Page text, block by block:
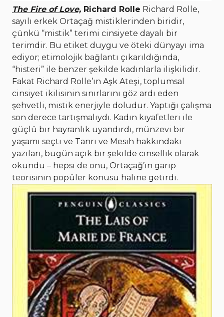
The Fire of Love, Richard Rolle Richard Rolle,
sayılı erkek Ortaçağ mistiklerinden biridir,
çünkü “mistik” terimi cinsiyete dayalı bir
terimdir. Bu etiket duygu ve öteki dünyayı ima
ediyor; etimolojik bağlantı çıkarıldığında,
“histeri” ile benzer şekilde kadınlarla ilişkilidir.
Fakat Richard Rolle’ın Aşk Ateşi, toplumsal
cinsiyet ikilisinin sınırlarını göz ardı eden
şehvetli, mistik enerjiyle doludur. Yaptığı çalışma
son derece tartışmalıydı. Kadın kıyafetleri ile
güçlü bir hayranlık uyandırdı, münzevi bir
yaşamı seçti ve Tanrı ve Mesih hakkındaki
yazıları, bugün açık bir şekilde cinsellik olarak
okundu – hepsi de onu, Ortaçağ’ın garip
teorisinin popüler konusu haline getirdi.